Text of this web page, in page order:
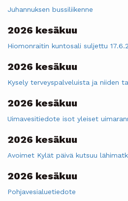
Juhannuksen bussiliikenne
2026 kesäkuu
Hiomonraitin kuntosali suljettu
2026 kesäkuu
Kysely terveyspalveluista ja niiden
2026 kesäkuu
Uimavesitiedote isot yleiset
2026 kesäkuu
Avoimet Kylät päivä kutsuu
2026 kesäkuu
Pohjavesialuetiedote